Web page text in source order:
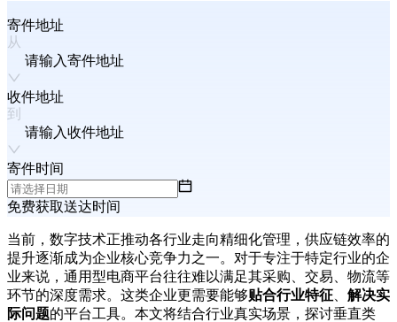
寄件地址
请输入寄件地址
收件地址
请输入收件地址
寄件时间
免费获取送达时间
当前，数字技术正推动各行业走向精细化管理，供应链效率的
提升逐渐成为企业核心竞争力之一。对于专注于特定行业的企
业来说，通用型电商平台往往难以满足其采购、交易、物流等
环节的深度需求。这类企业更需要能够贴合行业特征
解决实
际问题的平台工具。本文将结合行业真实场景，探讨垂直类